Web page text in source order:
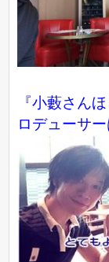
『小藪さん
ロデューサ